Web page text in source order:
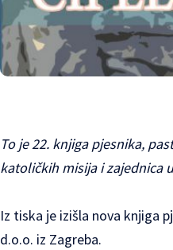
To je 22. knjiga pjesnika,
katoličkih misija i zajednica
Iz tiska je izišla nova knjiga
d.o.o. iz Zagreba.